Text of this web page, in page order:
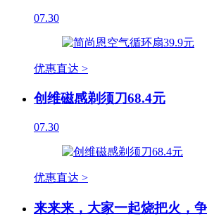
07.30
优惠直达 >
创维磁感剃须刀68.4元
07.30
优惠直达 >
来来来，大家一起烧把火，